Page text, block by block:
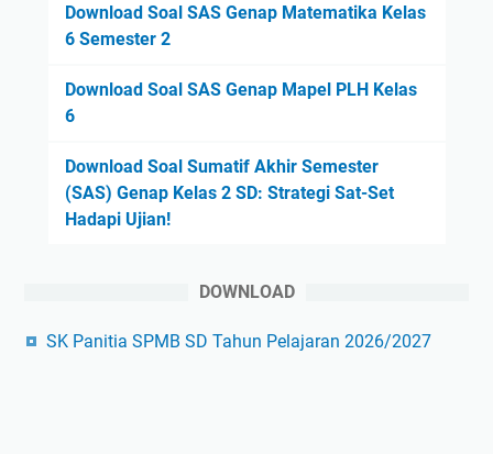
Download Soal SAS Genap Matematika Kelas
6 Semester 2
Download Soal SAS Genap Mapel PLH Kelas
6
Download Soal Sumatif Akhir Semester
(SAS) Genap Kelas 2 SD: Strategi Sat-Set
Hadapi Ujian!
DOWNLOAD
SK Panitia SPMB SD Tahun Pelajaran 2026/2027